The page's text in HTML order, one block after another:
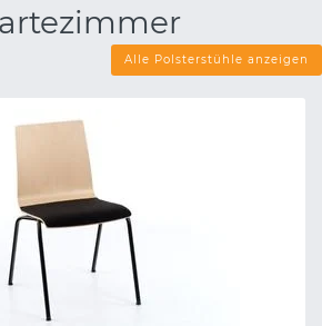
Alle Polsterstühle anzeigen